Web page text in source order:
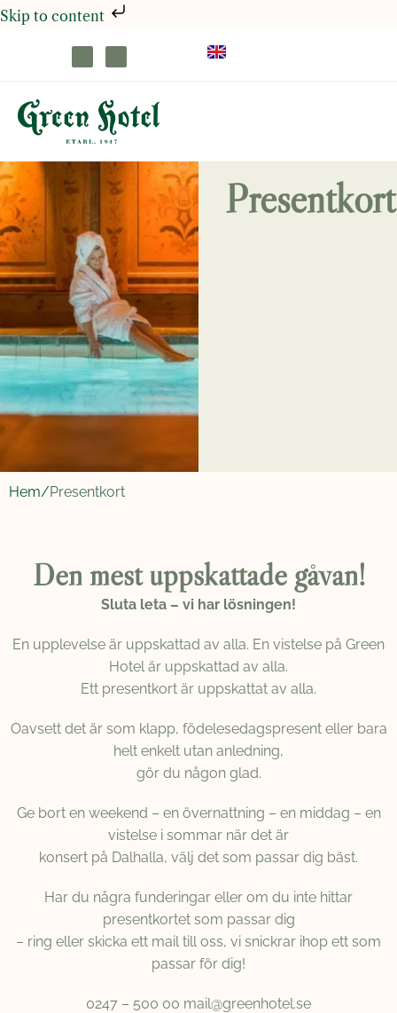
Skip to content
Presentkort
Hem/Presentkort
Den mest uppskattade gåvan!
Sluta leta – vi har lösningen!
En upplevelse är uppskattad av alla. En vistelse på Green
Hotel är uppskattad av alla.
Ett presentkort är uppskattat av alla.
Oavsett det är som klapp, födelesedagspresent eller bara
helt enkelt utan anledning,
gör du någon glad.
Ge bort en weekend – en övernattning – en middag – en
vistelse i sommar när det är
konsert på Dalhalla, välj det som passar dig bäst.
Har du några funderingar eller om du inte hittar
presentkortet som passar dig
– ring eller skicka ett mail till oss, vi snickrar ihop ett som
passar för dig!
0247 – 500 00 mail@greenhotel.se